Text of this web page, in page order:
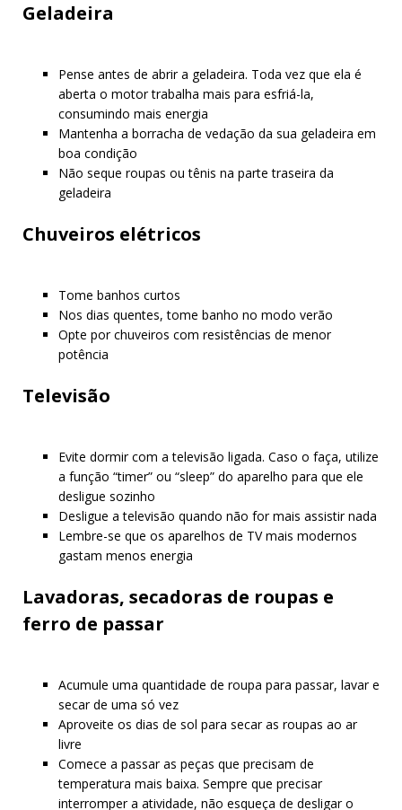
Geladeira
Pense antes de abrir a geladeira. Toda vez que ela é
aberta o motor trabalha mais para esfriá-la,
consumindo mais energia
Mantenha a borracha de vedação da sua geladeira em
boa condição
Não seque roupas ou tênis na parte traseira da
geladeira
Chuveiros elétricos
Tome banhos curtos
Nos dias quentes, tome banho no modo verão
Opte por chuveiros com resistências de menor
potência
Televisão
Evite dormir com a televisão ligada. Caso o faça, utilize
a função “timer” ou “sleep” do aparelho para que ele
desligue sozinho
Desligue a televisão quando não for mais assistir nada
Lembre-se que os aparelhos de TV mais modernos
gastam menos energia
Lavadoras, secadoras de roupas e
ferro de passar
Acumule uma quantidade de roupa para passar, lavar e
secar de uma só vez
Aproveite os dias de sol para secar as roupas ao ar
livre
Comece a passar as peças que precisam de
temperatura mais baixa. Sempre que precisar
interromper a atividade, não esqueça de desligar o